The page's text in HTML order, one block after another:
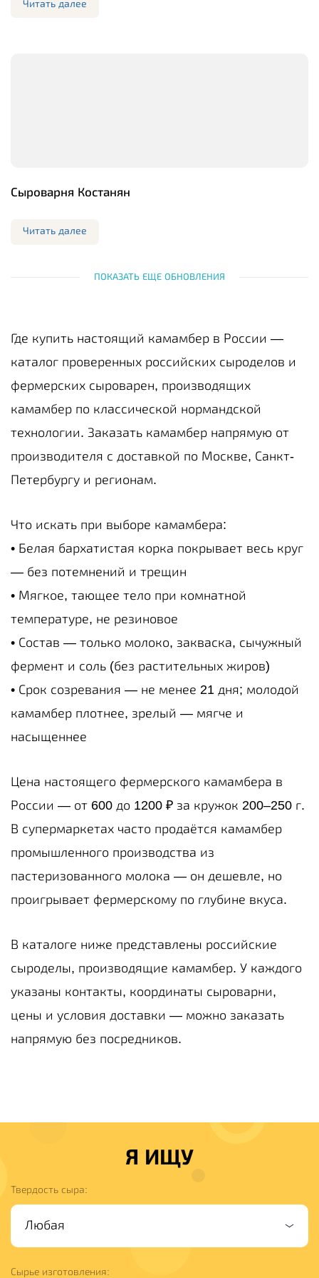
Читать далее
Сыроварня Костанян
Читать далее
ПОКАЗАТЬ ЕЩЕ ОБНОВЛЕНИЯ
Где купить настоящий камамбер в России —
каталог проверенных российских сыроделов и
фермерских сыроварен, производящих
камамбер по классической нормандской
технологии. Заказать камамбер напрямую от
производителя с доставкой по Москве, Санкт-
Петербургу и регионам.
Что искать при выборе камамбера:
• Белая бархатистая корка покрывает весь круг
— без потемнений и трещин
• Мягкое, тающее тело при комнатной
температуре, не резиновое
• Состав — только молоко, закваска, сычужный
фермент и соль (без растительных жиров)
• Срок созревания — не менее 21 дня; молодой
камамбер плотнее, зрелый — мягче и
насыщеннее
Цена настоящего фермерского камамбера в
России — от 600 до 1200 ₽ за кружок 200–250 г.
В супермаркетах часто продаётся камамбер
промышленного производства из
пастеризованного молока — он дешевле, но
проигрывает фермерскому по глубине вкуса.
В каталоге ниже представлены российские
сыроделы, производящие камамбер. У каждого
указаны контакты, координаты сыроварни,
цены и условия доставки — можно заказать
напрямую без посредников.
Я ИЩУ
Твердость сыра:
Сырье изготовления: